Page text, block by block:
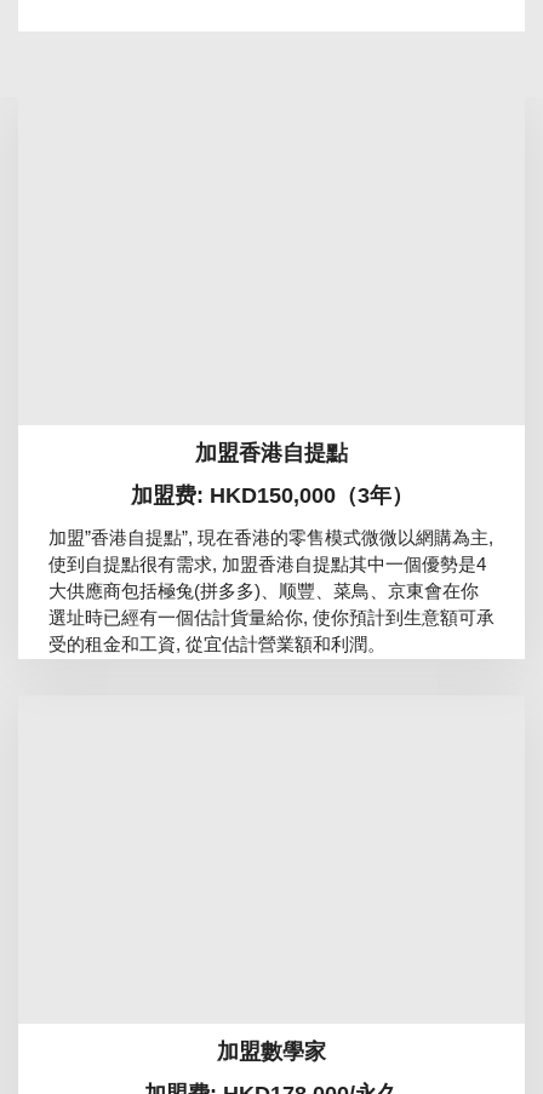
加盟香港自提點
加盟费: HKD150,000（3年）
加盟”香港自提點”, 現在香港的零售模式微微以網購為主,
使到自提點很有需求, 加盟香港自提點其中一個優勢是4
大供應商包括極兔(拼多多)、顺豐、菜鳥、京東會在你
選址時已經有一個估計貨量給你, 使你預計到生意額可承
受的租金和工資, 從宜估計營業額和利潤。
加盟數學家